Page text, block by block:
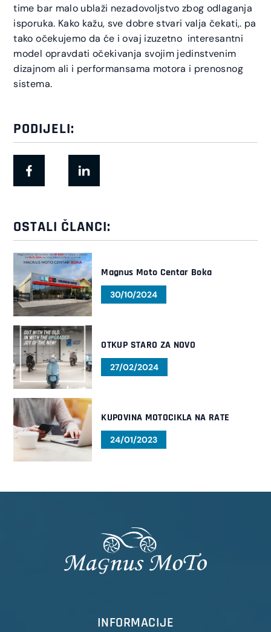
OSTALI ČLANCI:
Magnus Moto Centar Boka
30/10/2024
OTKUP STARO ZA NOVO
27/02/2024
KUPOVINA MOTOCIKLA NA RATE
24/01/2023
PODIJELI:
time bar malo ublaži nezadovoljstvo zbog odlaganja
isporuka. Kako kažu, sve dobre stvari valja čekati,. pa
tako očekujemo da će i ovaj izuzetno interesantni
model opravdati očekivanja svojim jedinstvenim
dizajnom ali i performansama motora i prenosnog
sistema.
INFORMACIJE